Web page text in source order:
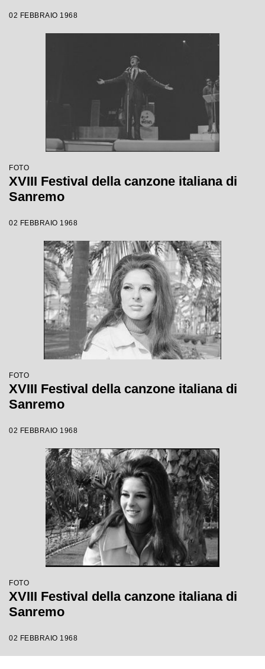
02 FEBBRAIO 1968
FOTO
XVIII Festival della canzone italiana di
Sanremo
02 FEBBRAIO 1968
FOTO
XVIII Festival della canzone italiana di
Sanremo
02 FEBBRAIO 1968
FOTO
XVIII Festival della canzone italiana di
Sanremo
02 FEBBRAIO 1968